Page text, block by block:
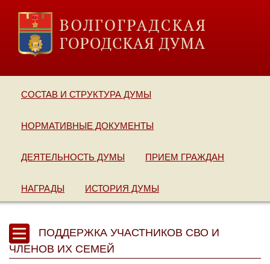
СОСТАВ И СТРУКТУРА ДУМЫ
НОРМАТИВНЫЕ ДОКУМЕНТЫ
ДЕЯТЕЛЬНОСТЬ ДУМЫ ПРИЕМ ГРАЖДАН
НАГРАДЫ ИСТОРИЯ ДУМЫ
ПОДДЕРЖКА УЧАСТНИКОВ СВО И
ЧЛЕНОВ ИХ СЕМЕЙ